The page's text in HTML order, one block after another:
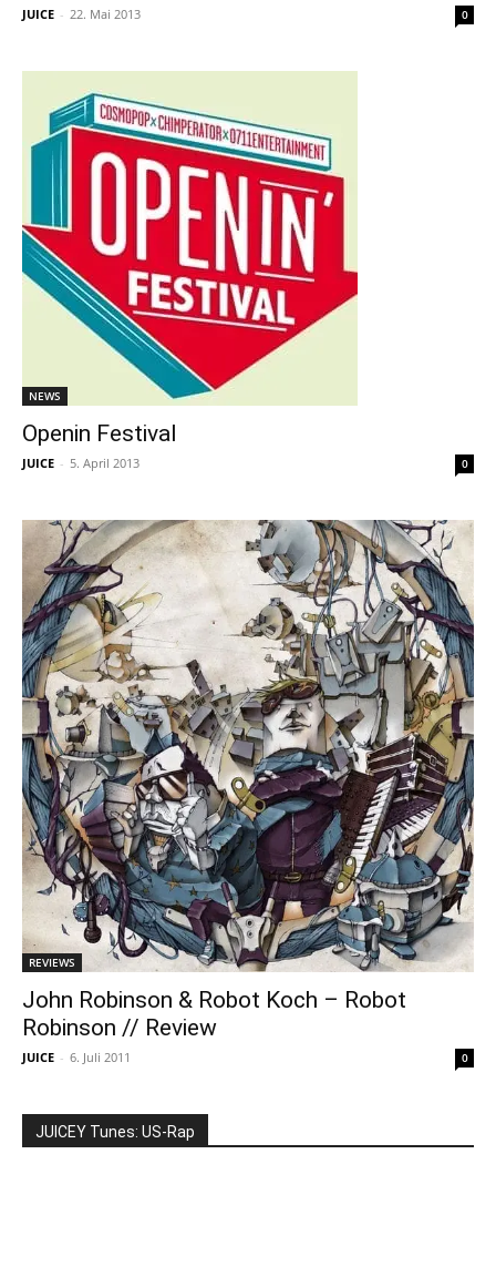
JUICE - 22. Mai 2013 0
NEWS
Openin Festival
JUICE - 5. April 2013 0
REVIEWS
John Robinson & Robot Koch – Robot
Robinson // Review
JUICE - 6. Juli 2011 0
JUICEY Tunes: US-Rap